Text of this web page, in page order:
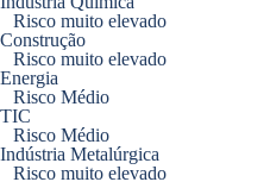
Risco muito elevado
Construção
Risco muito elevado
Energia
Risco Médio
TIC
Risco Médio
Indústria Metalúrgica
Risco muito elevado